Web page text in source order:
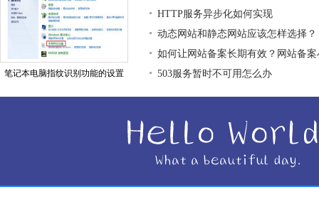
笔记本电脑指纹识别功能的设置
HTTP服务异步化如何实现
动态网站和静态网站应该怎样选择？
如何让网站备案长期有效？网站备
503服务暂时不可用怎么办